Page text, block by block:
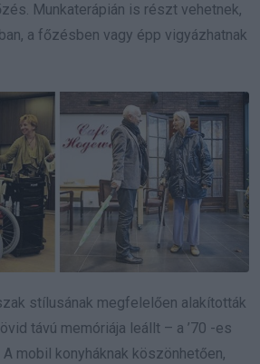
Munkaterápián is részt vehetnek,
a főzésben vagy épp vigyázhatnak
stílusának megfelelően alakították
távú memóriája leállt – a ’70 -es
mobil konyháknak köszönhetően,